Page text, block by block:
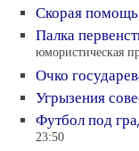
Скорая помощь
Палка
юмористическая
Очко
Угрызения
Футбол под
23:50